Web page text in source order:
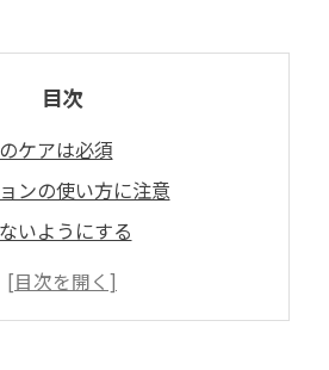
目次
ケアは必須
ンの使い方に注意
いようにする
ぐ方法